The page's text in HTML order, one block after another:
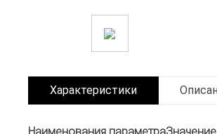
Характеристики